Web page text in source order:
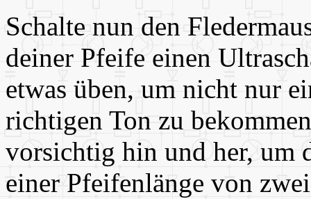
Schalte nun den
deiner Pfeife einen
etwas üben, um nicht nur
richtigen Ton zu
vorsichtig hin und her, um
einer Pfeifenlänge von